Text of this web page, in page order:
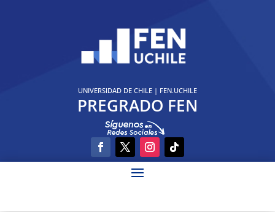
UNIVERSIDAD DE CHILE| FEN.UCHILE
PREGRADO FEN